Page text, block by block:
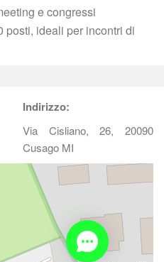
e congressi
posti, ideali per incontri di
Indirizzo:
Via Cisliano, 26, 20090
Cusago MI